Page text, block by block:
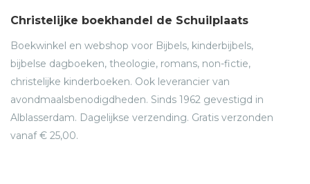
Christelijke boekhandel de Schuilplaats
Boekwinkel en webshop voor Bijbels, kinderbijbels,
bijbelse dagboeken, theologie, romans, non-fictie,
christelijke kinderboeken. Ook leverancier van
avondmaalsbenodigdheden. Sinds 1962 gevestigd in
Alblasserdam. Dagelijkse verzending. Gratis verzonden
vanaf € 25,00.